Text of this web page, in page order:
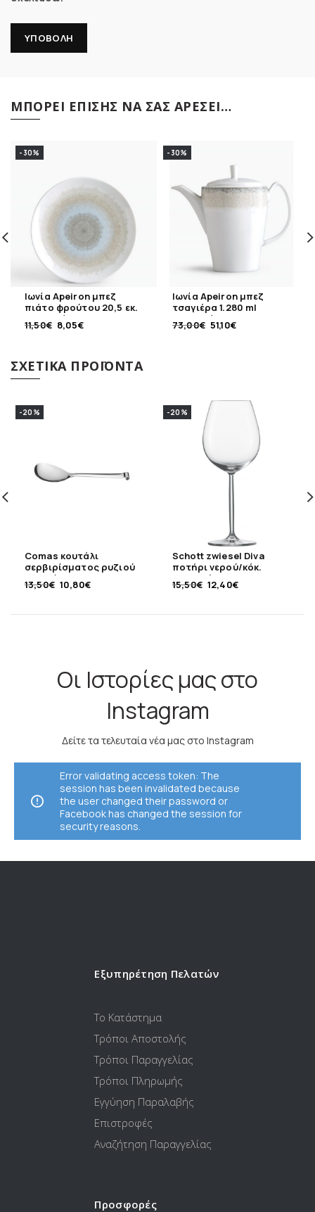
ΜΠΟΡΕΊ ΕΠΊΣΗΣ ΝΑ ΣΑΣ ΑΡΈΣΕΙ…
-30%
Ιωνία Apeiron μπεζ
πιάτο φρούτου 20,5 εκ.
πορσελάνης
11,50€ 8,05€
-30%
Ιωνία Apeiron μπεζ
τσαγιέρα 1.280 ml
πορσελάνης
73,00€ 51,10€
ΣΧΕΤΙΚΆ ΠΡΟΪΌΝΤΑ
-20%
Comas κουτάλι
σερβιρίσματος ρυζιού
ανοξείδωτο 18/10
13,50€ 10,80€
-20%
Schott zwiesel Diva
ποτήρι νερού/κόκ.
κρασιού 613ml
15,50€ 12,40€
Οι Ιστορίες μας στο
Instagram
Δείτε τα τελευταία νέα μας στο Instagram
Error validating access token: The
session has been invalidated because
the user changed their password or
Facebook has changed the session for
security reasons.
Εξυπηρέτηση Πελατών
Το Κατάστημα
Τρόποι Αποστολής
Τρόποι Παραγγελίας
Τρόποι Πληρωμής
Εγγύηση Παραλαβής
Επιστροφές
Αναζήτηση Παραγγελίας
Προσφορές